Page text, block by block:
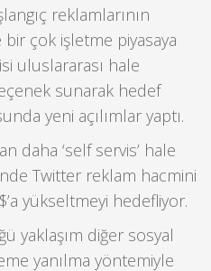
reklamlarının
çok işletme piyasaya
uluslararası hale
sunarak hedef
yeni açılımlar yaptı.
daha ‘self servis’ hale
Twitter reklam hacmini
yükseltmeyi hedefliyor.
yaklaşım diğer sosyal
yanılma yöntemiyle